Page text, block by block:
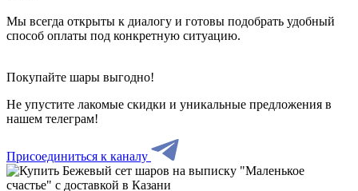
Мы всегда открыты к диалогу и готовы подобрать удобный
способ оплаты под конкретную ситуацию.
Покупайте шары выгодно!
Не упустите лакомые скидки и уникальные предложения в
нашем телеграм!
Присоединиться к каналу